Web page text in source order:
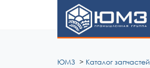
ЮМЗ Каталог запчастей